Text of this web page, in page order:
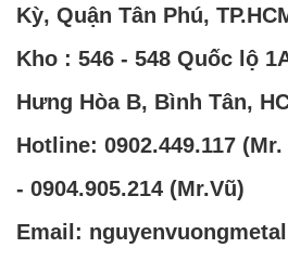
Kỳ, Quận Tân Phú,
Kho : 546 - 548 Quốc lộ
Hưng Hòa B, Bình Tân,
Hotline: 0902.449.117 (Mr.
- 0904.905.214 (Mr.Vũ)
Email: